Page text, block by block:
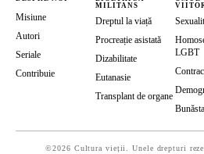
Misiune
Autori
Seriale
Contribuie
MILITANS
Dreptul la viață
Procreație asistată
Dizabilitate
Eutanasie
Transplant de organe
LGBT
©2026 Cultura vieții. Unele drepturi